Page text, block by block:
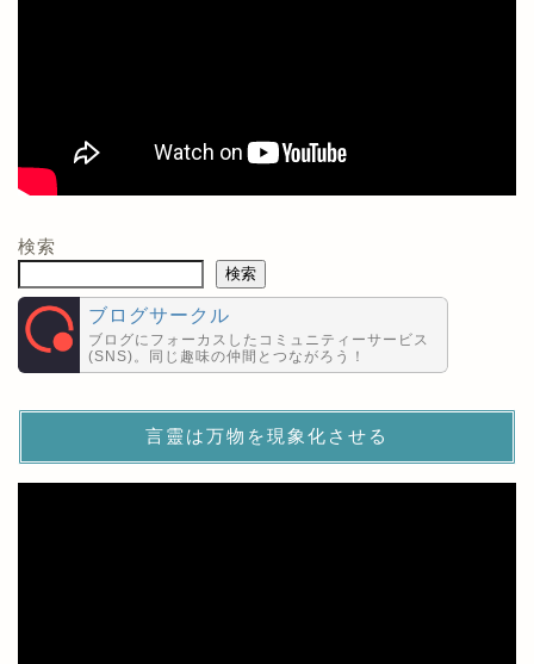
検索
検索
ブログサークル
ブログにフォーカスしたコミュニティーサービス
(SNS)。同じ趣味の仲間とつながろう！
言靈は万物を現象化させる